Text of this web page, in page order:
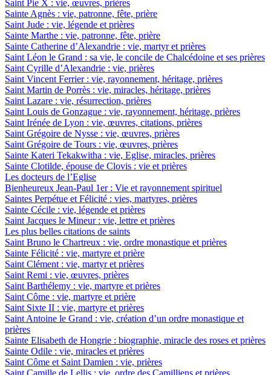
Saint Pie X : vie, œuvres, prières
Sainte Agnès : vie, patronne, fête, prière
Saint Jude : vie, légende et prières
Sainte Marthe : vie, patronne, fête, prière
Sainte Catherine d’Alexandrie : vie, martyr et prières
Saint Léon le Grand : sa vie, le concile de Chalcédoine et ses prières
Saint Cyrille d’Alexandrie : vie, prières
Saint Vincent Ferrier : vie, rayonnement, héritage, prières
Saint Martin de Porrès : vie, miracles, héritage, prières
Saint Lazare : vie, résurrection, prières
Saint Louis de Gonzague : vie, rayonnement, héritage, prières
Saint Irénée de Lyon : vie, œuvres, citations, prières
Saint Grégoire de Nysse : vie, œuvres, prières
Saint Grégoire de Tours : vie, œuvres, prières
Sainte Kateri Tekakwitha : vie, Eglise, miracles, prières
Sainte Clotilde, épouse de Clovis : vie et prières
Les docteurs de l’Eglise
Bienheureux Jean-Paul 1er : Vie et rayonnement spirituel
Saintes Perpétue et Félicité : vies, martyres, prières
Sainte Cécile : vie, légende et prières
Saint Jacques le Mineur : vie, lettre et prières
Les plus belles citations de saints
Saint Bruno le Chartreux : vie, ordre monastique et prières
Sainte Félicité : vie, martyre et prière
Saint Clément : vie, martyr et prières
Saint Remi : vie, œuvres, prières
Saint Barthélemy : vie, martyre et prières
Saint Côme : vie, martyre et prière
Saint Sixte II : vie, martyre et prières
Saint Antoine le Grand : vie, création d’un ordre monastique et
prières
Sainte Elisabeth de Hongrie : biographie, miracle des roses et prières
Sainte Odile : vie, miracles et prières
Saint Côme et Saint Damien : vie, prières
Saint Camille de Lellis : vie, ordre des Camilliens et prières